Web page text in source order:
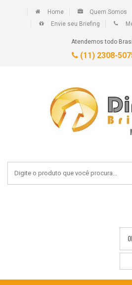
Home Quem Somos
Envie seu Briefing
Atendemos todo Brasil
(11) 2308-